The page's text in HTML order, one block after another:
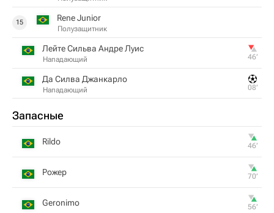
15 Rene Junior
Полузащитник
Лейте Сильва Андре Луис
Нападающий 46‎’‎
Да Силва Джанкарло
Нападающий 08‎’‎
Запасные
Rildo 46‎’‎
Рожер 70‎’‎
Geronimo 56‎’‎